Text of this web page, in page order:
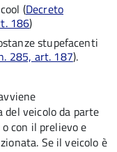
(Decreto
186)
stupefacenti
285, art. 187).
veicolo da parte
con il prelievo e
Se il veicolo è